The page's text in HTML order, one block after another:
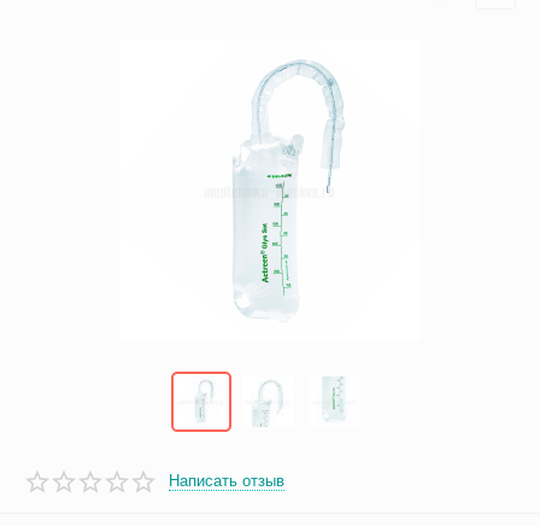
Написать отзыв